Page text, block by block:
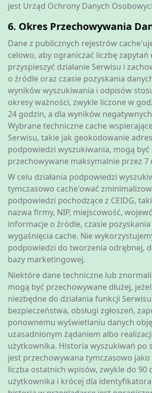
jest Urząd Ochrony Danych
6. Okres Przechowywania
Dane z publicznych rejestrów
celowo, aby ograniczać liczbę zapytań
przyspieszyć działanie Serwisu i
o źródle oraz czasie pozyskania
wyników wyszukiwania i odpisów
okresy ważności, zwykle liczone w
24 godzin, a dla wyników
Wybrane techniczne cache
Serwisu, takie jak geokodowanie
podpowiedzi wyszukiwania, mogą być
przechowywane maksymalnie przez 7
W celu działania podpowiedzi
tymczasowo cache'ować
podpowiedzi pochodzące z CEIDG,
nazwa firmy, NIP, miejscowość,
informacje o źródle, czasie pozyskania
wygaśnięcia cache. Nie
podpowiedzi do tworzenia odrębnej,
bazy marketingowej.
Niektóre dane techniczne lub
mogą być przechowywane dłużej,
niezbędne do działania funkcji
bezpieczeństwa, obsługi zgłoszeń,
ponownemu wyświetlaniu danych
uzasadnionym żądaniem albo
użytkownika. Historia wyszukiwań po
jest przechowywana tymczasowo
liczba ostatnich wpisów, zwykle do 90
użytkownika i krócej dla